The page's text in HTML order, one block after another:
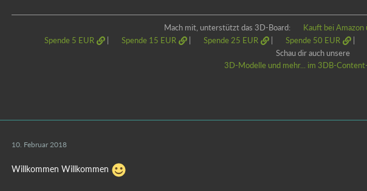
Mach mit, unterstützt das 3D-Board:
Kauft bei
Spende 5 EUR
| Spende 15 EUR | Spende 25 EUR | Spende 50 EUR
|
Schau dir auch unsere
3D-Modelle und mehr... im 3DB-
10. Februar 2018
Willkommen Willkommen